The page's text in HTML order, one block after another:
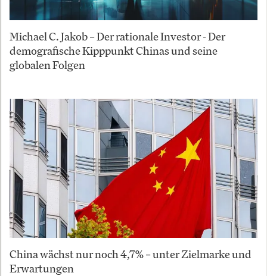
Michael C. Jakob – Der rationale Investor - Der
demografische Kipppunkt Chinas und seine
globalen Folgen
China wächst nur noch 4,7% – unter Zielmarke und
Erwartungen